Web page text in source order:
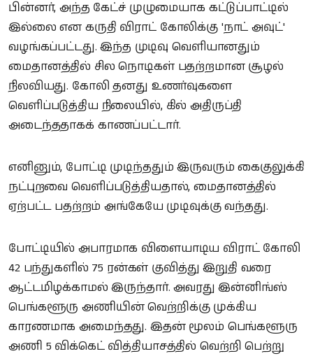
பின்னர், அந்த கேட்ச் முழுமையாக கட்டுப்பாட்டில்
இல்லை என கருதி விராட் கோலிக்கு 'நாட் அவுட்'
வழங்கப்பட்டது. இந்த முடிவு வெளியானதும்
மைதானத்தில் சில நொடிகள் பதற்றமான சூழல்
நிலவியது. கோலி தனது உணர்வுகளை
வெளிப்படுத்திய நிலையில், கில் அதிருப்தி
அடைந்ததாகக் காணப்பட்டார்.
எனினும், போட்டி முடிந்ததும் இருவரும் கைகுலுக்கி
நட்புறவை வெளிப்படுத்தியதால், மைதானத்தில்
ஏற்பட்ட பதற்றம் அங்கேயே முடிவுக்கு வந்தது.
போட்டியில் அபாரமாக விளையாடிய விராட் கோலி
42 பந்துகளில் 75 ரன்கள் குவித்து இறுதி வரை
ஆட்டமிழக்காமல் இருந்தார். அவரது இன்னிங்ஸ்
பெங்களூரு அணியின் வெற்றிக்கு முக்கிய
காரணமாக அமைந்தது. இதன் மூலம் பெங்களூரு
அணி 5 விக்கெட் வித்தியாசத்தில் வெற்றி பெற்று